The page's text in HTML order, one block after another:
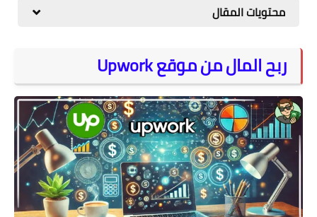
محتويات المقال
ربح المال من موقع Upwork